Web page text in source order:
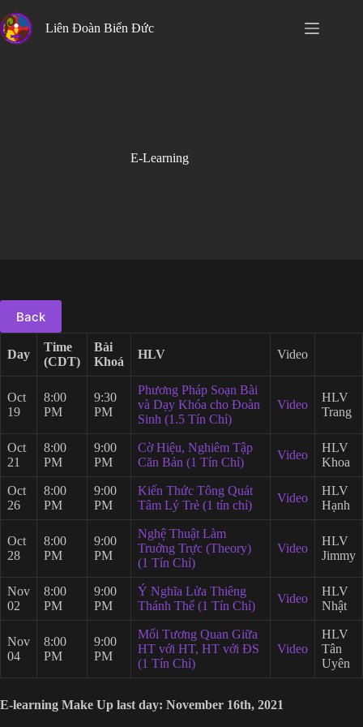
to
content
Liên Đoàn Biển Đức
E-Learning
Back
Day
Time
(CDT)
Bài
Khoá
HLV Video
Oct
19
8:00
PM
9:30
PM
Phương Pháp Soạn Bài
và Dạy Khóa cho Ðoàn
Sinh (1.5 Tín Chỉ)
Video
HLV
Trang
Oct
21
8:00
PM
9:00
PM
Cờ Hiệu, Nghiêm Tập
Căn Bản (1 Tín Chỉ)
Video
HLV
Khoa
Oct
26
8:00
PM
9:00
PM
Kiến Thức Tông Quát
Tâm Lý Trẻ (1 tín chỉ)
Video
HLV
Hạnh
Oct
28
8:00
PM
9:00
PM
Nghệ Thuật Làm
Truởng Trực (Theory)
(1 Tín Chỉ)
Video
HLV
Jimmy
Nov
02
8:00
PM
9:00
PM
Ý Nghĩa Lửa Thiêng
Thánh Thể (1 Tín Chỉ)
Video
HLV
Nhật
Nov
04
8:00
PM
9:00
PM
Mối Tương Quan Giữa
HT với HT, HT với ĐS
(1 Tín Chỉ)
Video
HLV
Tân
Uyên
E-learning Make Up last day: November 16th, 2021